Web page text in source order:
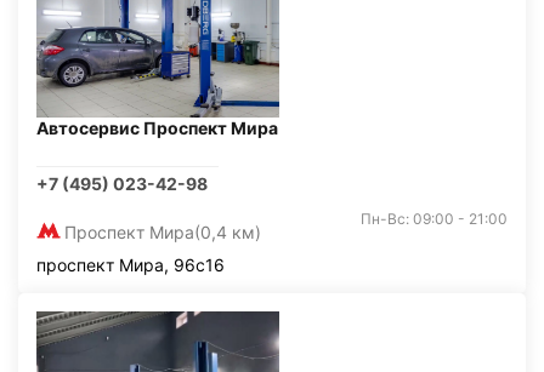
Автосервис Проспект Мира
+7 (495) 023-42-98
Проспект Мира(0,4 км)
Пн-Вс: 09:00 - 21:00
проспект Мира, 96с16